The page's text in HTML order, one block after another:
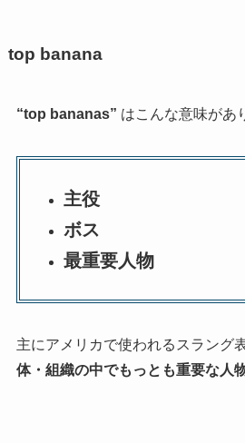
top banana
“top bananas” はこんな意味があ
主役
ボス
最重要人物
主にアメリカで使われるスラング
体・組織の中でもっとも重要な人